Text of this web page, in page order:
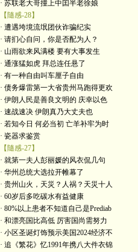
· 苏联老大哥撞上中囯半老徐娘
【隨感-28】
· 遭遇垮境流氓团伙诈骗纪实
· 请扪心自问，你是否配为人？
· 山雨欲来风满楼 要有大事发生
· 通涨猛如虎 拜总连任悬了
· 有一种自由叫车厘子自由
· 债务爆雷第一大省贵州马跑得更欢
· 伊朗人民是善良文明的 庆幸以色
· 速战速决 伊朗真乃大丈夫也
· 若知今日 何必当初 亡羊补牢为时
· 瓷器求鉴赏
【隨感-27】
· 就第一夫人彭丽媛的风衣侃几句
· 华州总统大选拉开帷幕了
· 贵州山火，天災？人祸？天災十人
· 60岁后多吃碳水有益健康
· 80%以上患者不知道自己是Prediab
· 和漂亮国比高低 厉害国尚需努力
· 小区圣诞灯饰预示美国2024经济不
· 追《繁花》忆1991年携八大件衣锦